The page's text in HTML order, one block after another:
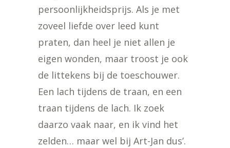
persoonlijkheidsprijs. Als je met
zoveel liefde over leed kunt
praten, dan heel je niet allen je
eigen wonden, maar troost je ook
de littekens bij de toeschouwer.
Een lach tijdens de traan, en een
traan tijdens de lach. Ik zoek
daarzo vaak naar, en ik vind het
zelden… maar wel bij Art-Jan dus’.